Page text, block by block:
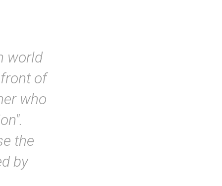
world
of
who
the
by